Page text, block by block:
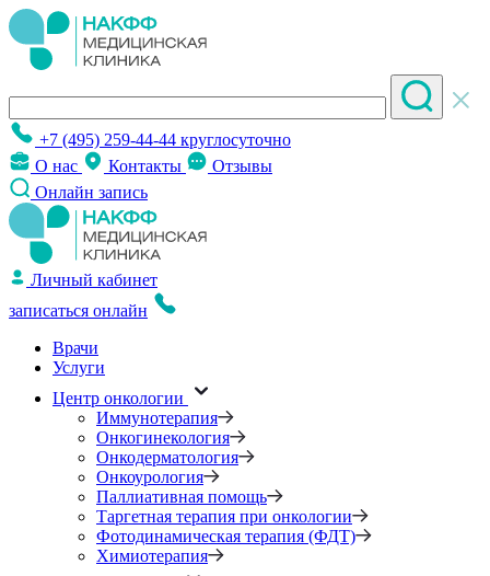
+7 (495) 259-44-44 круглосуточно
О нас
Контакты
Отзывы
Онлайн запись
Личный кабинет
записаться онлайн
Врачи
Услуги
Центр онкологии
Иммунотерапия
Онкогинекология
Онкодерматология
Онкоурология
Паллиативная помощь
Таргетная терапия при онкологии
Фотодинамическая терапия (ФДТ)
Химиотерапия